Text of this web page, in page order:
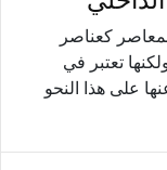
كعناصر
تعتبر في
على هذا النحو